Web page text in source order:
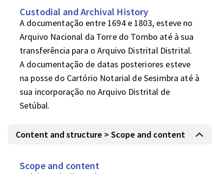
Custodial and Archival History
A documentação entre 1694 e 1803, esteve no
Arquivo Nacional da Torre do Tombo até à sua
transferência para o Arquivo Distrital Distrital.
A documentação de datas posteriores esteve
na posse do Cartório Notarial de Sesimbra até à
sua incorporação no Arquivo Distrital de
Setúbal.
Content and structure > Scope and content
Scope and content